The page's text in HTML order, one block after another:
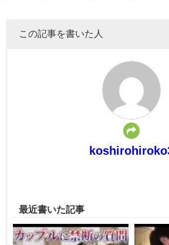
この記事を書いた人
最近書いた記事